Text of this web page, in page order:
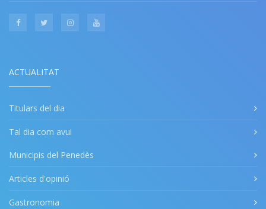
ACTUALITAT
Titulars del dia
Tal dia com avui
Municipis del Penedès
Articles d'opinió
Gastronomia